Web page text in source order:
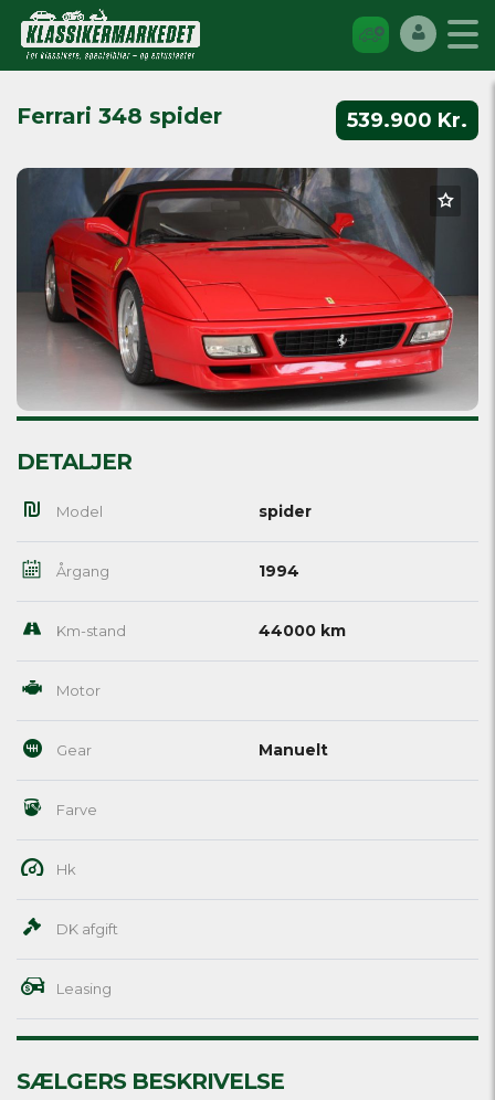
539.900 Kr.
Ferrari 348 spider
DETALJER
Model spider
Årgang 1994
Km-stand 44000 km
Motor
Gear Manuelt
Farve
Hk
DK afgift
Leasing
SÆLGERS BESKRIVELSE